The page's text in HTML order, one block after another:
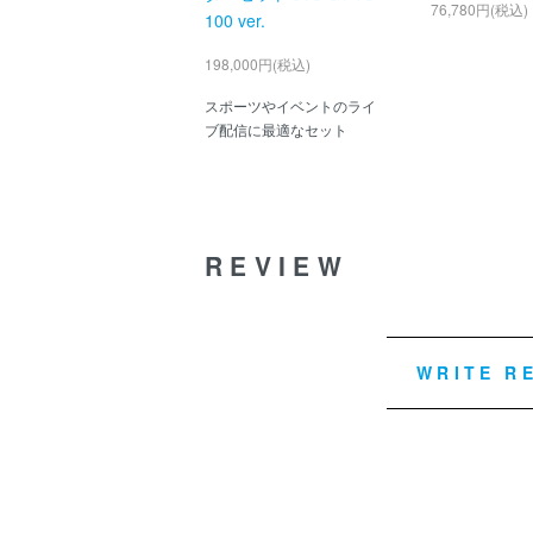
100 ver.
198,000円(税込)
スポーツやイベントのライ
ブ配信に最適なセット
76,780円(税込)
REVIEW
WRITE